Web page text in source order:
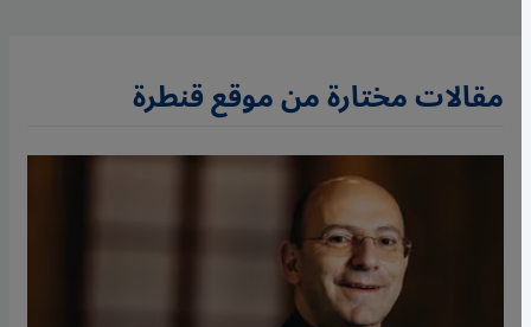
مقالات مختارة من موقع قنطرة